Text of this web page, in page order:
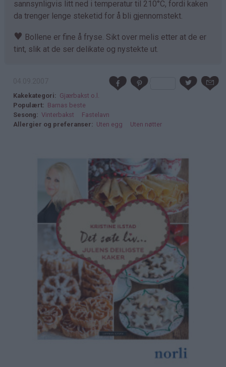
sannsynligvis litt ned i temperatur til 210°C, fordi kaken
da trenger lenge steketid for å bli gjennomstekt.
♥ Bollene er fine å fryse. Sikt over melis etter at de er
tint, slik at de ser delikate og nystekte ut.
Kakekategori
Gjærbakst o.l.
Populært
Barnas beste
Sesong
Vinterbakst
Fastelavn
Allergier og preferanser
Uten egg Uten nøtter